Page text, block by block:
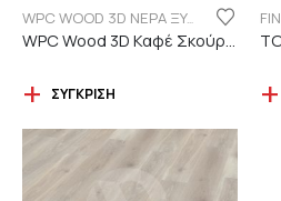
WPC WOOD 3D ΝΕΡΑ ΞΥΛΟΥ
ΣΎΓΚΡΙΣΗ